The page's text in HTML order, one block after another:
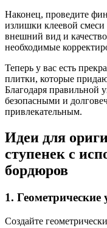
Наконец, проведите
излишки клеевой смеси
внешний вид и
необходимые
Теперь у вас есть
плитки, которые
Благодаря правильной
безопасными и
привлекательным.
Идеи для
ступенек с
бордюров
1. Геометрические
Создайте